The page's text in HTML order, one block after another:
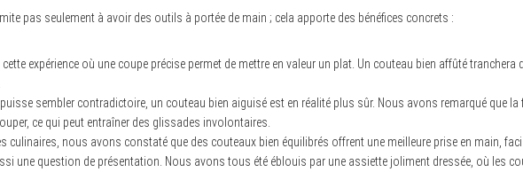
pas seulement à avoir des outils à portée de main ; cela apporte des bénéfices concrets :
expérience où une coupe précise permet de mettre en valeur un plat. Un couteau bien affûté
sembler contradictoire, un couteau bien aiguisé est en réalité plus sûr. Nous avons remarqué que
ce qui peut entraîner des glissades involontaires.
culinaires, nous avons constaté que des couteaux bien équilibrés offrent une meilleure prise en main,
une question de présentation. Nous avons tous été éblouis par une assiette joliment dressée, où les